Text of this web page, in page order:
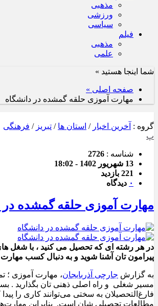
مذهبی
ورزشی
سیاسی
فیلم
مذهبی
علمی
شما اینجا هستید »
صفحه اصلی »
مهارت آموزی حلقه گمشده در دانشگاه
گروه : آخرین اخبار / استان ها / تبریز / فرهنگی
پ
شناسه : 2726
13 شهریور 1402 - 18:02
221 بازدید
۰ دیدگاه
مهارت آموزی حلقه گمشده در
در هر رشته ای که تحصیل می کنید ، با شغل
پیرامون تان آشنا شوید و به دنبال کسب مهارت
به گزارش جارچی آذربایجان، مهارت آموزی ؛
مسیر شغلی و راه اصلی ذهنی تان بگذارید .
فارغ‌التحصیلان به سختی می‌توانند کاری را
مطالعات تحصیلی ‌شان است. بنابراین